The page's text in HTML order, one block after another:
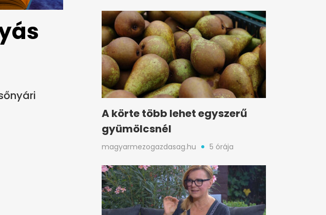
A körte több lehet egyszerű
gyümölcsnél
magyarmezogazdasag.hu 5 órája